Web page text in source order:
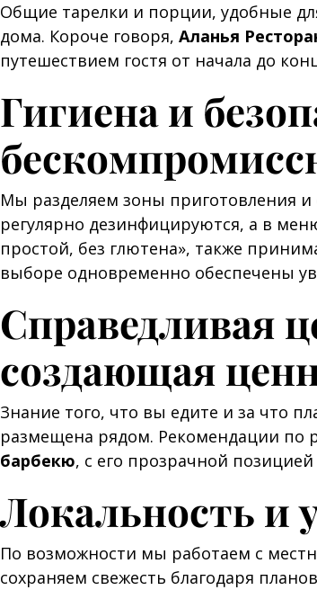
Общие тарелки и порции, удобные
дома. Короче говоря, Аланья
путешествием гостя от начала до
Гигиена и
Мы разделяем зоны приготовления и
регулярно дезинфицируются, а в
простой, без глютена», также
выборе одновременно обеспечены
Справедливая
создающая
Знание того, что вы едите и за что
размещена рядом. Рекомендации по
барбекю, с его прозрачной позицией
Локальность и
По возможности мы работаем с
сохраняем свежесть благодаря